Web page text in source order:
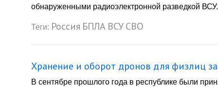
обнаруженными радиоэлектронной разведкой
Теги: Россия БПЛА ВСУСВО
Хранение и оборот дронов для физлиц
В сентябре прошлого года в республике были